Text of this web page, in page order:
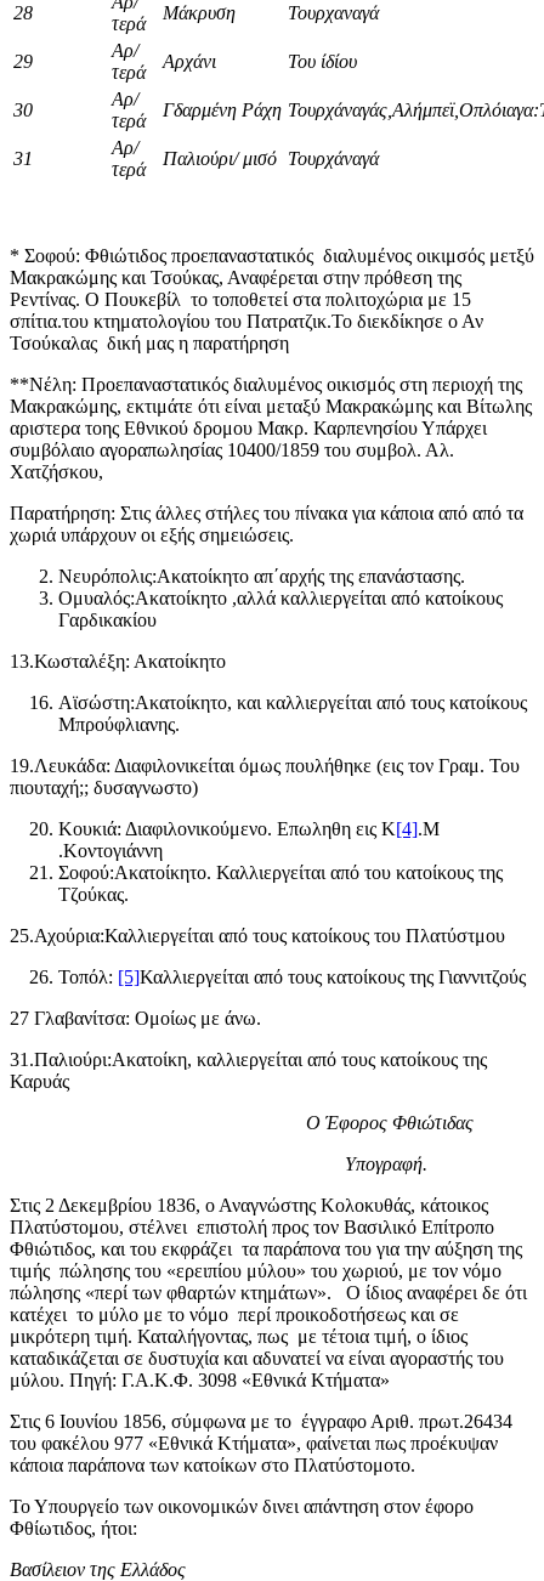
28
τερά
Μάκρυση Τουρχαναγά
29
Αρ/
τερά
Αρχάνι Του ίδίου
30
Αρ/
τερά
Γδαρμένη Ράχη
31
Αρ/
τερά
Παλιούρι/ μισό Τουρχάναγά
* Σοφού: Φθιώτιδος προεπαναστατικός διαλυμένος οικιμσός μετξύ
Μακρακώμης και Τσούκας, Αναφέρεται στην πρόθεση της
Ρεντίνας. Ο Πουκεβίλ το τοποθετεί στα πολιτοχώρια με 15
σπίτια.του κτηματολογίου του Πατρατζικ.Το διεκδίκησε ο Αν
Τσούκαλας δική μας η παρατήρηση
**Νέλη: Προεπαναστατικός διαλυμένος οικισμός στη περιοχή της
Μακρακώμης, εκτιμάτε ότι είναι μεταξύ Μακρακώμης και Βίτωλης
αριστερα τοης Εθνικού δρομου Μακρ. Καρπενησίου Υπάρχει
συμβόλαιο αγοραπωλησίας 10400/1859 του συμβολ. Αλ.
Χατζήσκου,
Παρατήρηση: Στις άλλες στήλες του πίνακα για κάποια από από τα
χωριά υπάρχουν οι εξής σημειώσεις.
Νευρόπολις:Ακατοίκητο απ΄αρχής της επανάστασης.
Ομυαλός:Ακατοίκητο ,αλλά καλλιεργείται από κατοίκους
Γαρδικακίου
13.Κωσταλέξη: Ακατοίκητο
Αϊσώστη:Ακατοίκητο, και καλλιεργείται από τους κατοίκους
Μπρούφλιανης.
19.Λευκάδα: Διαφιλονικείται όμως πουλήθηκε (εις τον Γραμ. Του
πιουταχή;; δυσαγνωστο)
Κουκιά: Διαφιλονικούμενο. Επωληθη εις Κ[4].Μ
.Κοντογιάννη
Σοφού:Ακατοίκητο. Καλλιεργείται από του κατοίκους της
Τζούκας.
25.Αχούρια:Καλλιεργείται από τους κατοίκους του Πλατύστμου
Τοπόλ: [5]Καλλιεργείται από τους κατοίκους της Γιαννιτζούς
27 Γλαβανίτσα: Ομοίως με άνω.
31.Παλιούρι:Ακατοίκη, καλλιεργείται από τους κατοίκους της
Καρυάς
Ο Έφορος Φθιώτιδας
Υπογραφή.
Στις 2 Δεκεμβρίου 1836, ο Αναγνώστης Κολοκυθάς, κάτοικος
Πλατύστομου, στέλνει επιστολή προς τον Βασιλικό Επίτροπο
Φθιώτιδος, και του εκφράζει τα παράπονα του για την αύξηση της
τιμής πώλησης του «ερειπίου μύλου» του χωριού, με τον νόμο
πώλησης «περί των φθαρτών κτημάτων». Ο ίδιος αναφέρει δε ότι
κατέχει το μύλο με το νόμο περί προικοδοτήσεως και σε
μικρότερη τιμή. Καταλήγοντας, πως με τέτοια τιμή, ο ίδιος
καταδικάζεται σε δυστυχία και αδυνατεί να είναι αγοραστής του
μύλου. Πηγή: Γ.Α.Κ.Φ. 3098 «Εθνικά Κτήματα»
Στις 6 Ιουνίου 1856, σύμφωνα με το έγγραφο Αριθ. πρωτ.26434
του φακέλου 977 «Εθνικά Κτήματα», φαίνεται πως προέκυψαν
κάποια παράπονα των κατοίκων στο Πλατύστομοτο.
Το Υπουργείο των οικονομικών δινει απάντηση στον έφορο
Φθίωτιδος, ήτοι:
Βασίλειον της Ελλάδος